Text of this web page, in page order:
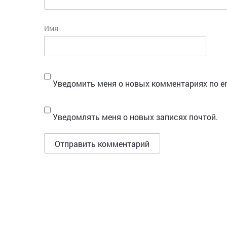
Имя
Уведомить меня о новых комментариях по
Уведомлять меня о новых записях почтой.